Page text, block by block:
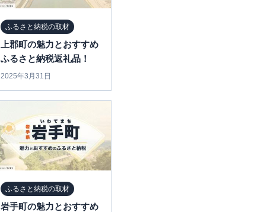
ふるさと納税の取材
上郡町の魅力とおすすめ
ふるさと納税返礼品！
2025年3月31日
ふるさと納税の取材
岩手町の魅力とおすすめ